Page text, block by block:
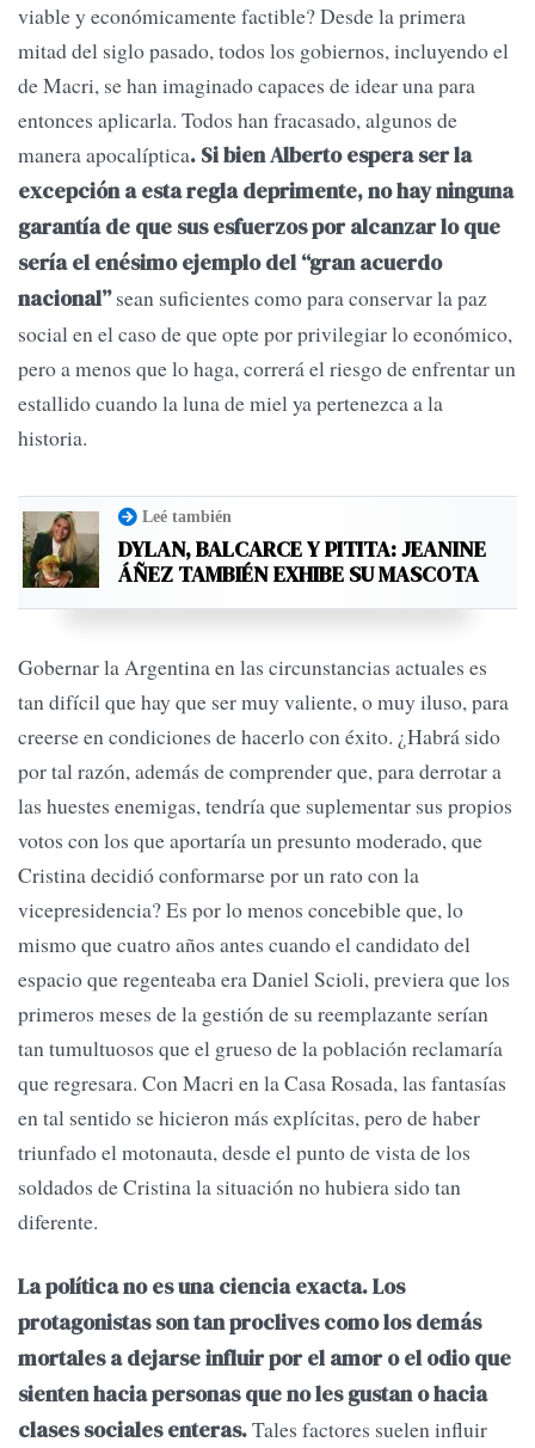
viable y económicamente factible? Desde la primera
mitad del siglo pasado, todos los gobiernos, incluyendo el
de Macri, se han imaginado capaces de idear una para
entonces aplicarla. Todos han fracasado, algunos de
manera apocalíptica. Si bien Alberto espera ser la
excepción a esta regla deprimente, no hay ninguna
garantía de que sus esfuerzos por alcanzar lo que
sería el enésimo ejemplo del “gran acuerdo
nacional”sean suficientes como para conservar la paz
social en el caso de que opte por privilegiar lo económico,
pero a menos que lo haga, correrá el riesgo de enfrentar un
estallido cuando la luna de miel ya pertenezca a la
historia.
Leé también
DYLAN, BALCARCE Y PITITA: JEANINE
ÁÑEZ TAMBIÉN EXHIBE SU MASCOTA
Gobernar la Argentina en las circunstancias actuales es
tan difícil que hay que ser muy valiente, o muy iluso, para
creerse en condiciones de hacerlo con éxito. ¿Habrá sido
por tal razón, además de comprender que, para derrotar a
las huestes enemigas, tendría que suplementar sus propios
votos con los que aportaría un presunto moderado, que
Cristina decidió conformarse por un rato con la
vicepresidencia? Es por lo menos concebible que, lo
mismo que cuatro años antes cuando el candidato del
espacio que regenteaba era Daniel Scioli, previera que los
primeros meses de la gestión de su reemplazante serían
tan tumultuosos que el grueso de la población reclamaría
que regresara. Con Macri en la Casa Rosada, las fantasías
en tal sentido se hicieron más explícitas, pero de haber
triunfado el motonauta, desde el punto de vista de los
soldados de Cristina la situación no hubiera sido tan
diferente.
La política no es una ciencia exacta. Los
protagonistas son tan proclives como los demás
mortales a dejarse influir por el amor o el odio que
sienten hacia personas que no les gustan o hacia
clases sociales enteras.Tales factores suelen influir